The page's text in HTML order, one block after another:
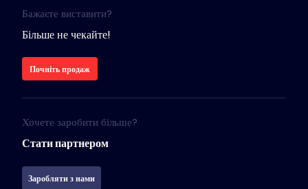
Бажаєте виставити?
Більше не чекайте!
Почніть продаж
Хочете заробити більше?
Стати партнером
Заробляти з нами